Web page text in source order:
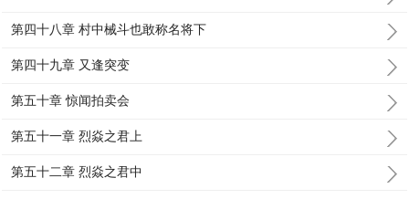
第四十八章 村中械斗也敢称名将下
第四十九章 又逢突变
第五十章 惊闻拍卖会
第五十一章 烈焱之君上
第五十二章 烈焱之君中